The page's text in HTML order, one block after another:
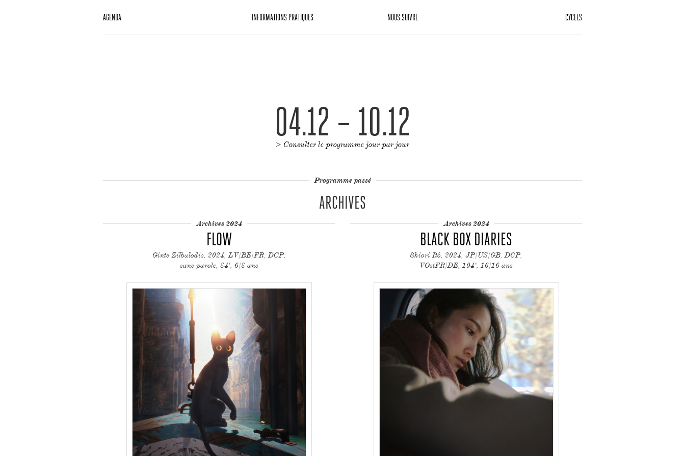
AGENDA INFORMATIONS PRATIQUES NOUS SUIVRE CYCLES
04.12 – 10.12
> Consulter le programme jour par jour
Programme passé
ARCHIVES
Archives 2024
FLOW
Gints Zilbalodis, 2024, LV/BE/FR, DCP,
sans parole, 84', 6/8 ans
Archives 2024
BLACK BOX DIARIES
Shiori Itô, 2024, JP/US/GB, DCP,
VOstFR/DE, 104', 16/16 ans